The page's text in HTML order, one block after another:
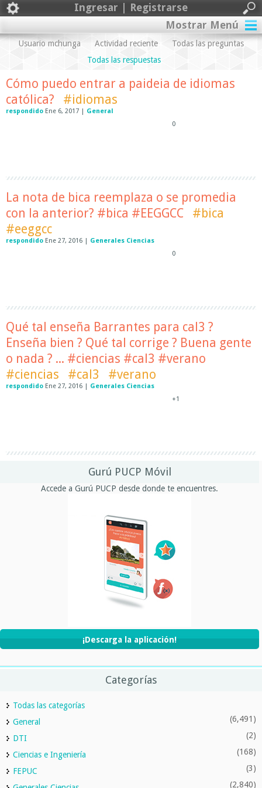
Ingresar | Registrarse
Mostrar Menú
Usuario mchunga Actividad reciente
Todas las preguntas
Todas las respuestas
Cómo puedo entrar a paideia de idiomas
católica?
#idiomas
respondido Ene 6, 2017 | General
0
La nota de bica reemplaza o se promedia
con la anterior? #bica #EEGGCC
#bica
#eeggcc
respondido Ene 27, 2016 | Generales Ciencias
0
Qué tal enseña Barrantes para cal3 ?
Enseña bien ? Qué tal corrige ? Buena gente
o nada ? ... #ciencias #cal3 #verano
#ciencias
#cal3 #verano
respondido Ene 27, 2016 | Generales Ciencias
+1
Gurú PUCP Móvil
Accede a Gurú PUCP desde donde te encuentres.
¡Descarga la aplicación!
Categorías
Todas las categorías
General
(6,491)
DTI (2)
Ciencias e Ingeniería (168)
FEPUC (3)
(2,840)